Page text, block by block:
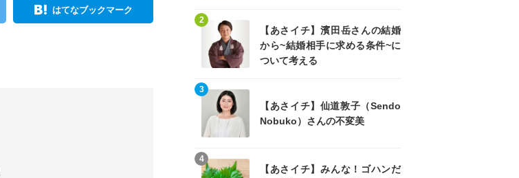
はてなブックマーク
【あさイチ】濱田岳さんの結婚
から~結婚相手に求める条件~に
ついて考える
2
【あさイチ】仙道敦子（Sendo
Nobuko）さんの不変美
3
【あさイチ】みんな！ゴハンだ
4